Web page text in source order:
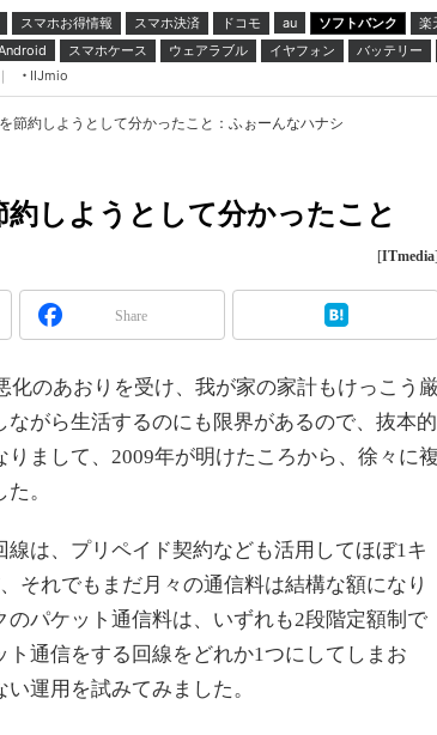
スマホお得情報 スマホ決済 ドコモ au ソフトバンク
楽
スマホケース ウェアラブル イヤフォン バッテリー
IIJmio
節約しようとして分かったこと：ふぉーんなハナシ
しようとして分かったこと
[ITmedia]
Share
のあおりを受け、我が家の家計もけっこう
がら生活するのにも限界があるので、抜本的
まして、2009年が明けたころから、徐々に複
。
は、プリペイド契約なども活用してほぼ1キ
それでもまだ月々の通信料は結構な額になり
パケット通信料は、いずれも2段階定額制で
通信をする回線をどれか1つにしてしまお
運用を試みてみました。